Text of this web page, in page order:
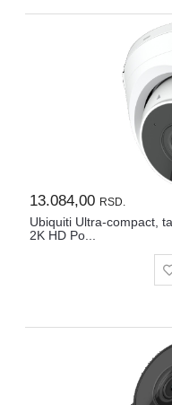
13.084,00 RSD.
Ubiquiti Ultra-compact,
2K HD Po...